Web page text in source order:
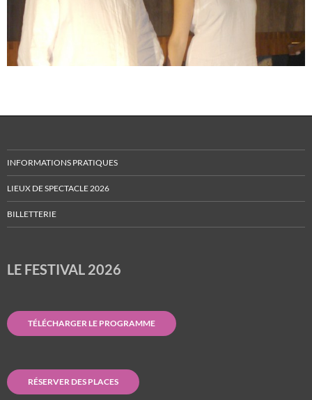
INFORMATIONS PRATIQUES
LIEUX DE SPECTACLE 2026
BILLETTERIE
LE FESTIVAL 2026
TÉLÉCHARGER LE PROGRAMME
RÉSERVER DES PLACES